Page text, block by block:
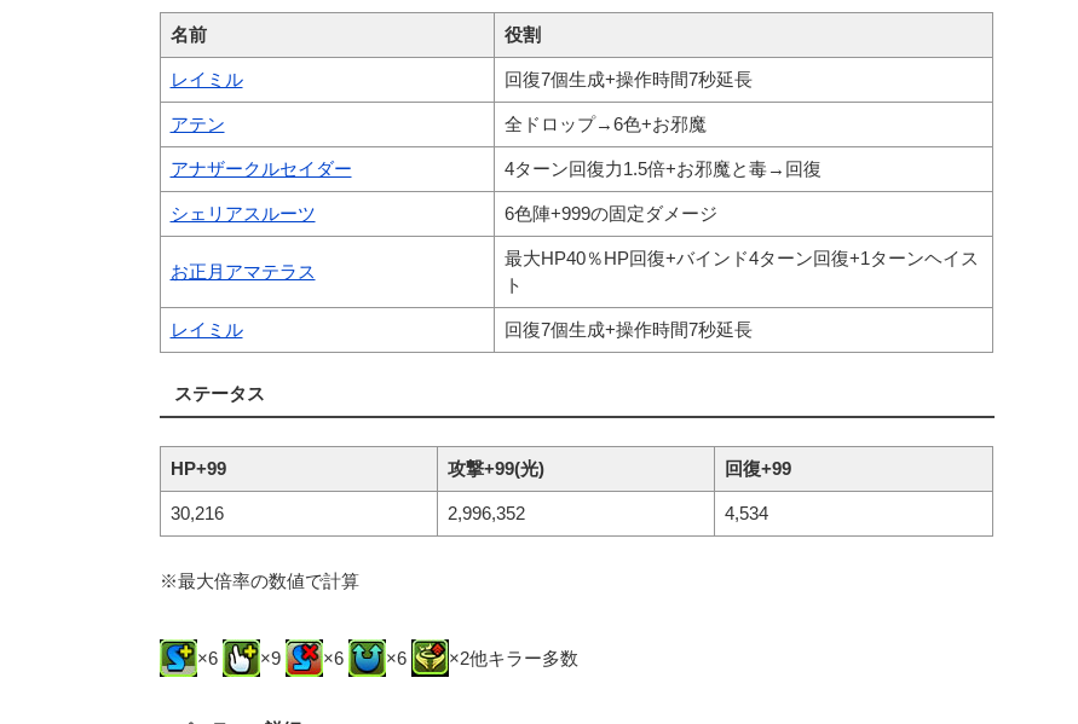
名前 役割
レイミル 回復7個生成+操作時間7秒延長
アテン 全ドロップ→6色+お邪魔
アナザークルセイダー 4ターン回復力1.5倍+お邪魔と毒→回復
シェリアスルーツ 6色陣+999の固定ダメージ
お正月アマテラス
最大HP40％HP回復+バインド4ターン回復+1ターンヘイス
ト
レイミル 回復7個生成+操作時間7秒延長
ステータス
HP+99 攻撃+99(光) 回復+99
30,216 2,996,352 4,534
※最大倍率の数値で計算
×6 ×9 ×6 ×6 ×2他キラー多数